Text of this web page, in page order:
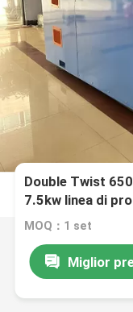
Double Twist
7.5kw linea di
MOQ：1 set
Miglior